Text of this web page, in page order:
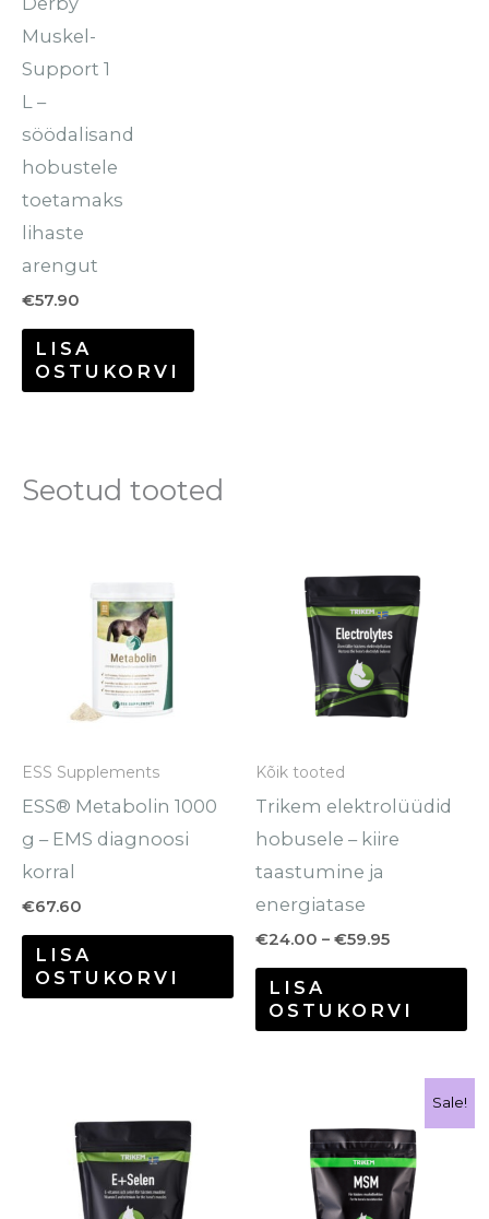
Muskel-
Support 1
L –
söödalisand
hobustele
toetamaks
lihaste
arengut
€57.90
LISA
OSTUKORVI
Seotud tooted
ESS Supplements
ESS® Metabolin 1000
g – EMS diagnoosi
korral
€67.60
LISA
OSTUKORVI
Kõik tooted
Trikem elektrolüüdid
hobusele – kiire
taastumine ja
energiatase
€24.00 – €59.95
kuni
€59.95
LISA
OSTUKORVI
kuni
€93.00
Sale!
kuni
€111.90